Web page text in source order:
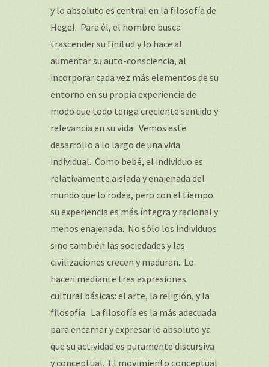
y lo absoluto es central en la filosofía de
Hegel. Para él, el hombre busca
trascender su finitud y lo hace al
aumentar su auto-consciencia, al
incorporar cada vez más elementos de su
entorno en su propia experiencia de
modo que todo tenga creciente sentido y
relevancia en su vida. Vemos este
desarrollo a lo largo de una vida
individual. Como bebé, el individuo es
relativamente aislada y enajenada del
mundo que lo rodea, pero con el tiempo
su experiencia es más íntegra y racional y
menos enajenada. No sólo los individuos
sino también las sociedades y las
civilizaciones crecen y maduran. Lo
hacen mediante tres expresiones
cultural básicas: el arte, la religión, y la
filosofía. La filosofía es la más adecuada
para encarnar y expresar lo absoluto ya
que su actividad es puramente discursiva
y conceptual. El movimiento conceptual